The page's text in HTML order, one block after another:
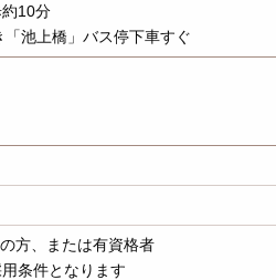
約10分
「池上橋」バス停下車すぐ
方、または有資格者
条件となります